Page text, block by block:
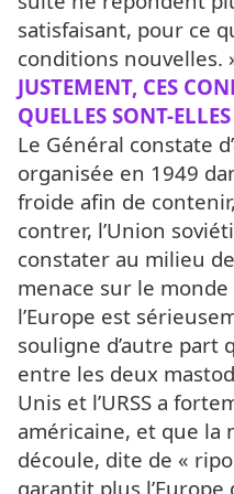
satisfaisant, pour ce
conditions nouvelles.
JUSTEMENT, CES
QUELLES SONT-
Le Général constate
organisée en 1949
froide afin de
contrer, l’Union
constater au milieu
menace sur le
l’Europe est
souligne d’autre part
entre les deux
Unis et l’URSS a
américaine, et que la
découle, dite de «
garantit plus